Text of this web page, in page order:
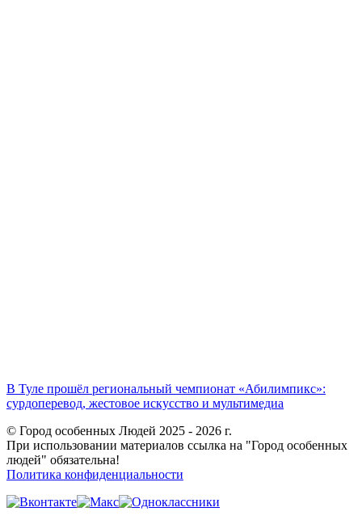
В Туле прошёл региональный чемпионат «Абилимпикс»:
сурдоперевод, жестовое искусство и мультимедиа
© Город особенных Людей 2025 - 2026 г.
При использовании материалов ссылка на "Город особенных
людей" обязательна!
Политика конфиденциальности